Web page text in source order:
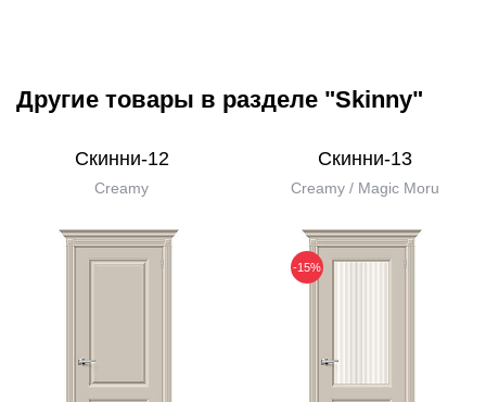
Другие товары в разделе "Skinny"
Скинни-12
Creamy
Скинни-13
Creamy / Magic Moru
-15%